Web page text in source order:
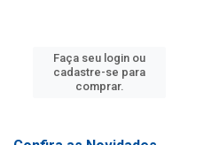
Faça seu login ou
cadastre-se para
comprar.